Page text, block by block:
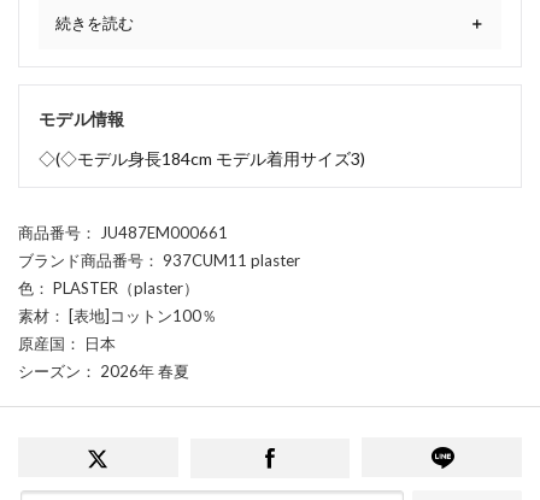
続きを読む
モデル情報
◇(◇モデル身長184cm モデル着用サイズ3)
商品番号 ： JU487EM000661
ブランド商品番号 ： 937CUM11 plaster
色 ： PLASTER（plaster）
素材 ： [表地]コットン100％
原産国 ： 日本
シーズン ： 2026年 春夏